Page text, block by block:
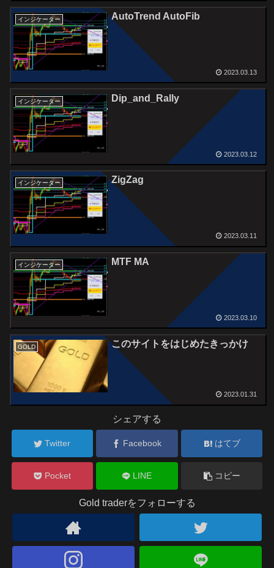
インジケーター AutoTrend AutoFib
2023.03.13
インジケーター Dip_and_Rally
2023.03.12
インジケーター ZigZag
2023.03.11
インジケーター MTF MA
2023.03.10
GOLD このサイトをはじめたきっかけ
2023.01.31
シェアする
Twitter Facebook はてブ
Pocket LINE コピー
Gold traderをフォローする